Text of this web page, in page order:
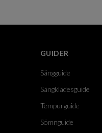
GUIDER
Sängguide
Sängklädesguide
Tempurguide
Sömnguide